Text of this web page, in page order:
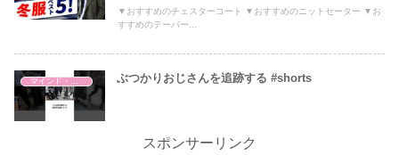
▼おすすめのチェスターコート ▼おすすめのニットセーター ▼お
すすめのテーパー...
ぶつかりおじさんを追跡する #shorts
スポンサーリンク